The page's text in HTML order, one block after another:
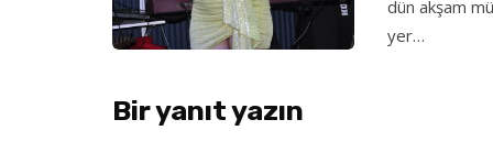
dün akşam
yer…
Bir yanıt yazın